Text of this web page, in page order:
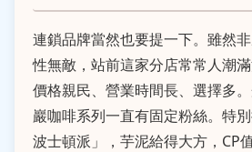
連鎖品牌當然也要提一下。雖然
性無敵，站前這家分店常常人潮
價格親民、營業時間長、選擇多
巖咖啡系列一直有固定粉絲。特
波士頓派」，芋泥給得大方，CP